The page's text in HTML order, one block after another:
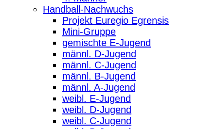
Handball-Nachwuchs
Projekt Euregio Egrensis
Mini-Gruppe
gemischte E-Jugend
männl. D-Jugend
männl. C-Jugend
männl. B-Jugend
männl. A-Jugend
weibl. E-Jugend
weibl. D-Jugend
weibl. C-Jugend